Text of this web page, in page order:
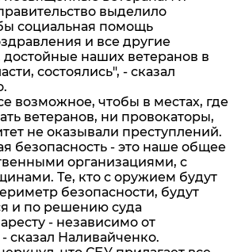
выделило
социальная помощь
и все другие
наших ветеранов в
состоялись", - сказал
возможное, чтобы в местах, где
ветеранов, ни провокаторы,
не оказывали преступлений.
безопасность - это наше общее
организациями, с
Те, кто с оружием будут
безопасности, будут
и по решению суда
- независимо от
сказал Наливайченко.